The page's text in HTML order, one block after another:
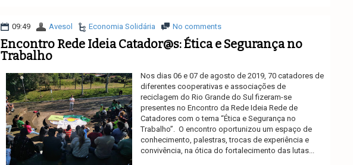
09:49 Avesol Economia Solidária No comments
Encontro Rede Ideia Catador@s: Ética e Segurança no
Trabalho
Nos dias 06 e 07 de agosto de 2019, 70 catadores de
diferentes cooperativas e associações de
reciclagem do Rio Grande do Sul fizeram-se
presentes no Encontro da Rede Ideia Rede de
Catadores com o tema “Ética e Segurança no
Trabalho”. O encontro oportunizou um espaço de
conhecimento, palestras, trocas de experiência e
convivência, na ótica do fortalecimento das lutas...